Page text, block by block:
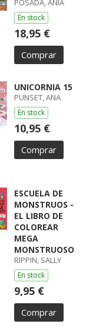
POSADA, ANIA
En stock
18,95 €
Comprar
UNICORNIA 15
PUNSET, ANA
En stock
10,95 €
Comprar
ESCUELA DE
MONSTRUOS -
EL LIBRO DE
COLOREAR
MEGA
MONSTRUOSO
RIPPIN, SALLY
En stock
9,95 €
Comprar